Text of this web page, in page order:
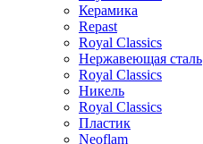
Керамика
Repast
Royal Classics
Нержавеющая сталь
Royal Classics
Никель
Royal Classics
Пластик
Neoflam